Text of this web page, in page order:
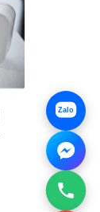
Ứng
nhãn
1175
Đọc thêm
Zalo